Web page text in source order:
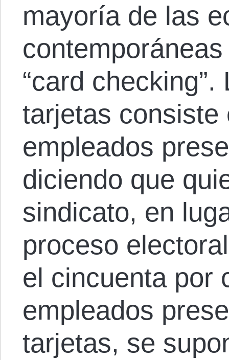
mayoría de las
“card
tarjetas consiste
empleados
diciendo que
sindicato, en
proceso
el cincuenta por
empleados
tarjetas, se